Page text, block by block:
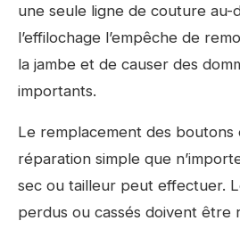
une seule ligne de couture au-
l’effilochage l’empêche de
la jambe et de causer des
importants.
Le remplacement des
réparation simple que
sec ou tailleur peut effectuer.
perdus ou cassés doivent être